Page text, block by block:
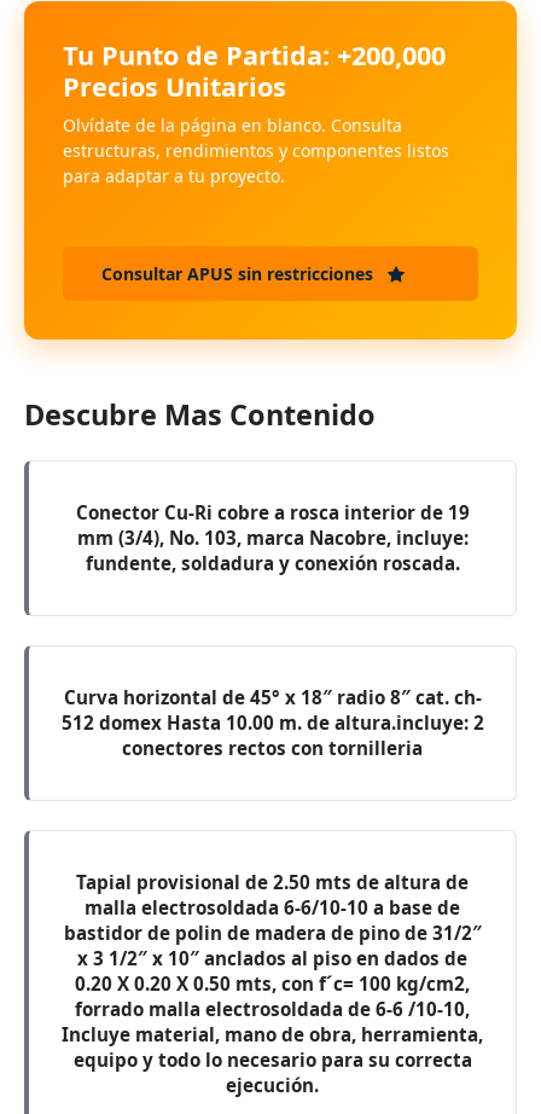
Tu Punto de Partida: +200,000
Precios Unitarios
Olvídate de la página en blanco. Consulta
estructuras, rendimientos y componentes listos
para adaptar a tu proyecto.
Consultar APUS sin restricciones
Descubre Mas Contenido
Conector Cu-Ri cobre a rosca interior de 19
mm (3/4), No. 103, marca Nacobre, incluye:
fundente, soldadura y conexión roscada.
Curva horizontal de 45° x 18″ radio 8″ cat. ch-
512 domex Hasta 10.00 m. de altura.incluye: 2
conectores rectos con tornilleria
Tapial provisional de 2.50 mts de altura de
malla electrosoldada 6-6/10-10 a base de
bastidor de polin de madera de pino de 31/2″
x 3 1/2″ x 10″ anclados al piso en dados de
0.20 X 0.20 X 0.50 mts, con f´c= 100 kg/cm2,
forrado malla electrosoldada de 6-6 /10-10,
Incluye material, mano de obra, herramienta,
equipo y todo lo necesario para su correcta
ejecución.